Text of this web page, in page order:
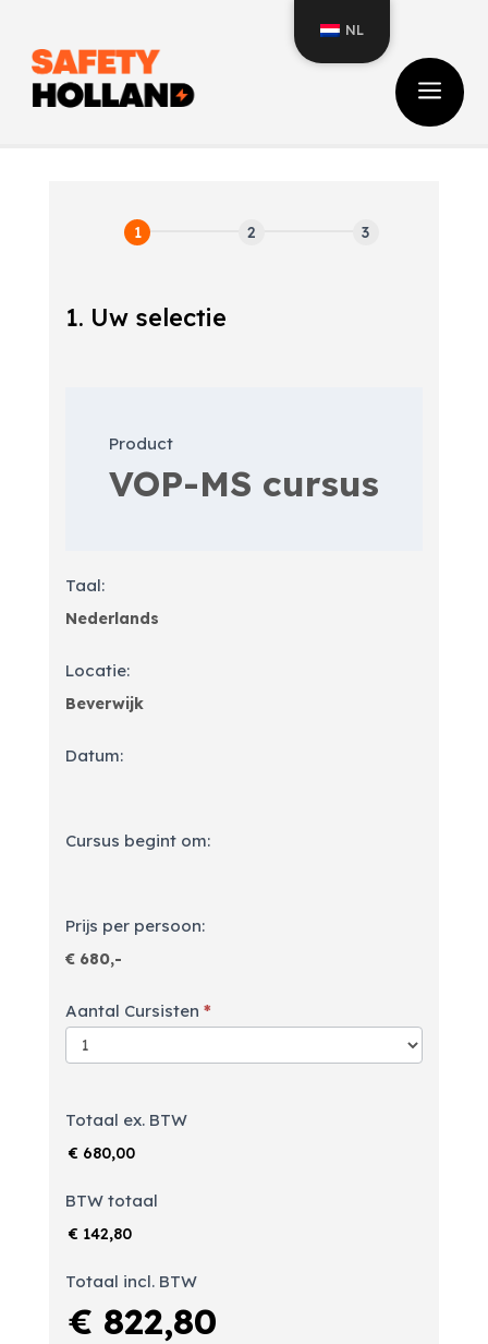
a
Inschrijfformulier
1. Uw selectie
Product
Taal:
Locatie:
Datum:
Cursus begint om:
Prijs per persoon:
Aantal Cursisten *
Totaal ex. BTW
€ 680,00
BTW totaal
€ 142,80
Totaal incl. BTW
€ 822,80
NL